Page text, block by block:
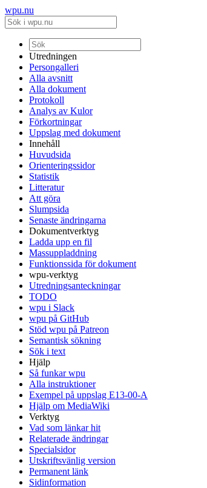
wpu.nu
Utredningen
Persongalleri
Alla avsnitt
Alla dokument
Protokoll
Analys av Kulor
Förkortningar
Uppslag med dokument
Innehåll
Huvudsida
Orienteringssidor
Statistik
Litteratur
Att göra
Slumpsida
Senaste ändringarna
Dokumentverktyg
Ladda upp en fil
Massuppladdning
Funktionssida för dokument
wpu-verktyg
Utredningsanteckningar
TODO
wpu i Slack
wpu på GitHub
Stöd wpu på Patreon
Semantisk sökning
Sök i text
Hjälp
Så funkar wpu
Alla instruktioner
Exempel på uppslag E13-00-A
Hjälp om MediaWiki
Verktyg
Vad som länkar hit
Relaterade ändringar
Specialsidor
Utskriftsvänlig version
Permanent länk
Sidinformation